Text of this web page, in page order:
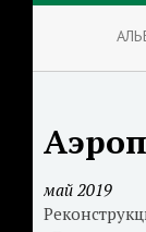
май 2019